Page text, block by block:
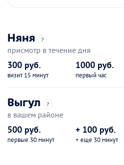
Няня ?
присмотр в течение дня
300 руб.
визит 15 минут
1000 руб.
первый час
Выгул ?
в вашем районе
500 руб.
первые 30 минут
+ 100 руб.
+ еще 30 минут